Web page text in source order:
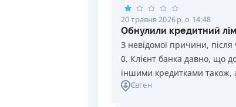
20 травня 2026 р. о 14:48
Обнулили кредитний
З невідомої причини,
0. Клієнт банка давно, що
іншими кредитками також,
Євген